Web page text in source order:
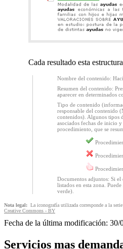
Cada resultado esta
Nombre del contenido:
Resumen del contenido:
aparecer en determinados
Tipo de contenido
responsable del contenido
contenidos). Algunos tipos
asociados fechas de inicio
procedimiento, que se
Documentos adjuntos: Si el
listados en esta zona.
verde).
Nota legal: La iconografía utilizada corresponde a la
Creative Commons - BY
Fecha de la última modificación: 30/
Servicios mas